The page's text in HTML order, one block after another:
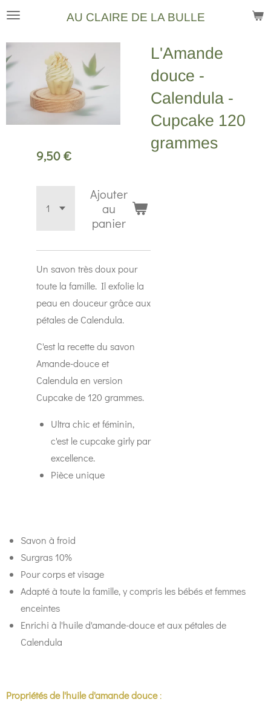
Passer
contenu
principal
AU CLAIRE DE LA BULLE
L'Amande
douce -
Calendula -
Cupcake 120
grammes
9,50 €
Ajouter
au
panier
Un savon très doux pour
toute la famille. Il exfolie la
peau en douceur grâce aux
pétales de Calendula.
C'est la recette du savon
Amande-douce et
Calendula en version
Cupcake de 120 grammes.
Ultra chic et féminin,
c'est le cupcake girly par
excellence.
Pièce unique
Savon à froid
Surgras 10%
Pour corps et visage
Adapté à toute la famille, y compris les bébés et femmes
enceintes
Enrichi à l'huile d'amande-douce et aux pétales de
Calendula
Propriétés de l'huile d'amande douce: